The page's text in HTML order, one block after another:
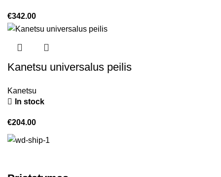
€342.00
Kanetsu universalus peilis
Kanetsu
In stock
€204.00